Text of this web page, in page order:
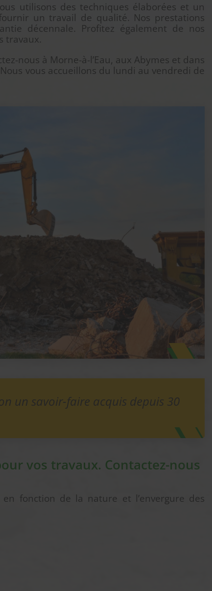
utilisons des techniques élaborées et un
un travail de qualité. Nos prestations
décennale. Profitez également de nos
travaux.
nous à Morne-à-l’Eau, aux Abymes et dans
vous accueillons du lundi au vendredi de
un savoir-faire acquis depuis 30
vos travaux. Contactez-nous
fonction de la nature et l’envergure des